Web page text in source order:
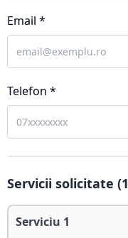
Email *
Telefon *
Servicii solicitate (1
Serviciu 1